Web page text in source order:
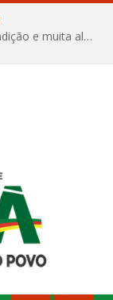
Afuá comemora 136 anos com orgulho, tradição e muita alegria na Quadra Dr. Nelson Salomão